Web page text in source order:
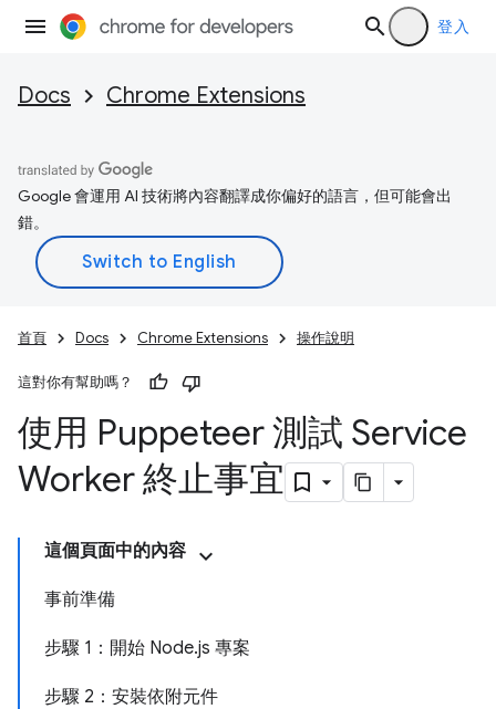
登入
Docs Chrome Extensions
Google 會運用 AI 技術將內容翻譯成你偏好的語言，但可能會出
錯。
首頁 Docs Chrome Extensions 操作說明
這對你有幫助嗎？
使用 Puppeteer 測試 Service
Worker 終止事宜
這個頁面中的內容
事前準備
步驟 1：開始 Node.js 專案
步驟 2：安裝依附元件